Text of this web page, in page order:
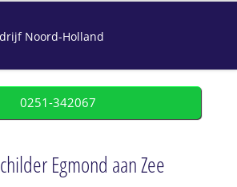
Noord-Holland
0251-342067
Egmond aan Zee